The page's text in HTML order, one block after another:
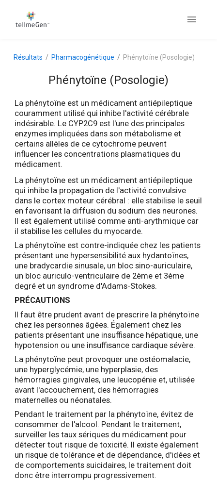
Résultats Pharmacogénétique Phénytoïne (Posologie)
Phénytoïne (Posologie)
La phénytoïne est un médicament antiépileptique
couramment utilisé qui inhibe l'activité cérébrale
indésirable. Le CYP2C9 est l'une des principales
enzymes impliquées dans son métabolisme et
certains allèles de ce cytochrome peuvent
influencer les concentrations plasmatiques du
médicament.
La phénytoïne est un médicament antiépileptique
qui inhibe la propagation de l'activité convulsive
dans le cortex moteur cérébral : elle stabilise le seuil
en favorisant la diffusion du sodium des neurones.
Il est également utilisé comme anti-arythmique car
il stabilise les cellules du myocarde.
La phénytoïne est contre-indiquée chez les patients
présentant une hypersensibilité aux hydantoïnes,
une bradycardie sinusale, un bloc sino-auriculaire,
un bloc auriculo-ventriculaire de 2ème et 3ème
degré et un syndrome d'Adams-Stokes.
PRÉCAUTIONS
Il faut être prudent avant de prescrire la phénytoïne
chez les personnes âgées. Également chez les
patients présentant une insuffisance hépatique, une
hypotension ou une insuffisance cardiaque sévère.
La phénytoïne peut provoquer une ostéomalacie,
une hyperglycémie, une hyperplasie, des
hémorragies gingivales, une leucopénie et, utilisée
avant l'accouchement, des hémorragies
maternelles ou néonatales.
Pendant le traitement par la phénytoïne, évitez de
consommer de l'alcool. Pendant le traitement,
surveiller les taux sériques du médicament pour
détecter tout risque de toxicité. Il existe également
un risque de tolérance et de dépendance, d'idées et
de comportements suicidaires, le traitement doit
donc être interrompu progressivement.